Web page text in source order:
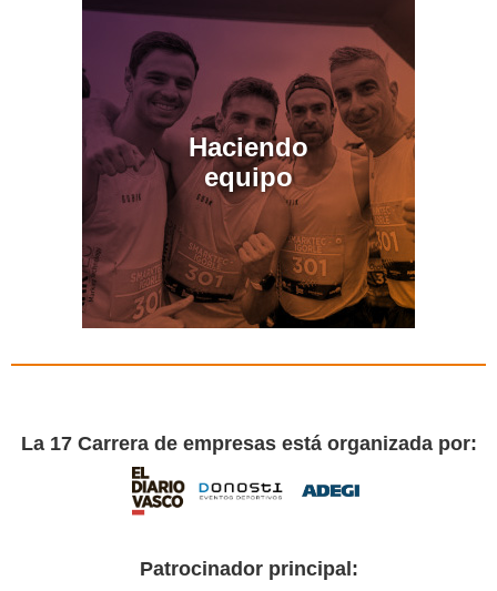
Haciendo
equipo
La 17 Carrera de empresas está organizada por:
Patrocinador principal: